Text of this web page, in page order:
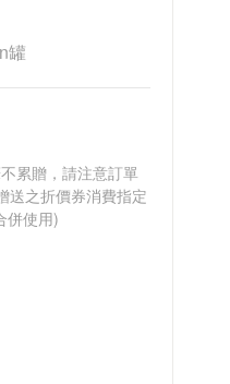
罐
累贈，請注意訂單
送之折價券消費指定
併使用)